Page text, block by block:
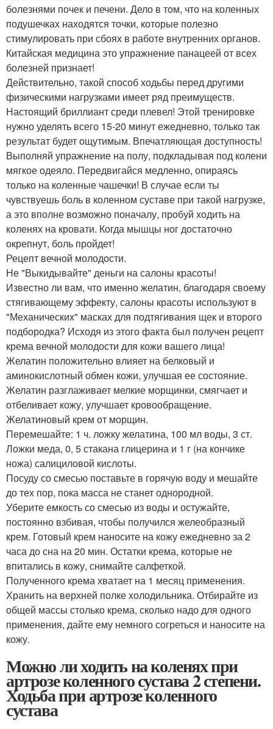
болезнями почек и печени. Дело в том, что на коленных
подушечках находятся точки, которые полезно
стимулировать при сбоях в работе внутренних органов.
Китайская медицина это упражнение панацеей от всех
болезней признает!
Действительно, такой способ ходьбы перед другими
физическими нагрузками имеет ряд преимуществ.
Настоящий бриллиант среди плевел! Этой тренировке
нужно уделять всего 15-20 минут ежедневно, только так
результат будет ощутимым. Впечатляющая доступность!
Выполняй упражнение на полу, подкладывая под колени
мягкое одеяло. Передвигайся медленно, опираясь
только на коленные чашечки! В случае если ты
чувствуешь боль в коленном суставе при такой нагрузке,
а это вполне возможно поначалу, пробуй ходить на
коленях на кровати. Когда мышцы ног достаточно
окрепнут, боль пройдет!
Рецепт вечной молодости.
Не "Выкидывайте" деньги на салоны красоты!
Известно ли вам, что именно желатин, благодаря своему
стягивающему эффекту, салоны красоты используют в
"Механических" масках для подтягивания щек и второго
подбородка? Исходя из этого факта был получен рецепт
крема вечной молодости для кожи вашего лица!
Желатин положительно влияет на белковый и
аминокислотный обмен кожи, улучшая ее состояние.
Желатин разглаживает мелкие морщинки, смягчает и
отбеливает кожу, улучшает кровообращение.
Желатиновый крем от морщин.
Перемешайте: 1 ч. ложку желатина, 100 мл воды, 3 ст.
Ложки меда, 0, 5 стакана глицерина и 1 г (на кончике
ножа) салициловой кислоты.
Посуду со смесью поставьте в горячую воду и мешайте
до тех пор, пока масса не станет однородной.
Уберите емкость со смесью из воды и остужайте,
постоянно взбивая, чтобы получился желеобразный
крем. Готовый крем наносите на кожу ежедневно за 2
часа до сна на 20 мин. Остатки крема, которые не
впитались в кожу, снимайте салфеткой.
Полученного крема хватает на 1 месяц применения.
Хранить на верхней полке холодильника. Отбирайте из
общей массы столько крема, сколько надо для одного
применения, дайте ему немного согреться и наносите на
кожу.
Можно ли ходить на коленях при
артрозе коленного сустава 2 степени.
Ходьба при артрозе коленного
сустава